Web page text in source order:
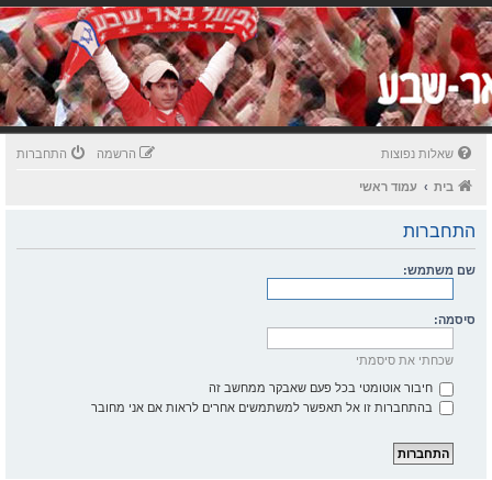
שאלות נפוצות התחברות הרשמה
בית עמוד ראשי
התחברות
שם משתמש:
סיסמה:
שכחתי את סיסמתי
חיבור אוטומטי בכל פעם שאבקר ממחשב זה
בהתחברות זו אל תאפשר למשתמשים אחרים לראות אם אני מחובר